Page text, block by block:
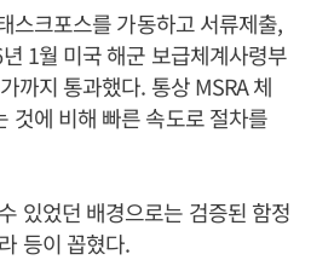
스크포스를 가동하고 서류제출,
1월 미국 해군 보급체계사령부
까지 통과했다. 통상 MSRA 체
것에 비해 빠른 속도로 절차를
있었던 배경으로는 검증된 함정
등이 꼽혔다.